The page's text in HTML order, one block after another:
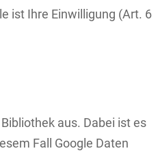
ist Ihre Einwilligung (Art. 6
aus. Dabei ist es
Fall Google Daten